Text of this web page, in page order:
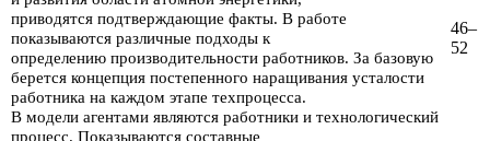
приводятся подтверждающие факты. В работе
показываются различные подходы к
определению производительности ра­ботников. За базовую
берется концепция постепенного наращивания уста­лости
работника на каждом этапе техпроцесса.
В модели агентами являются работники и технологический
процесс. Показываются составные
46–
52